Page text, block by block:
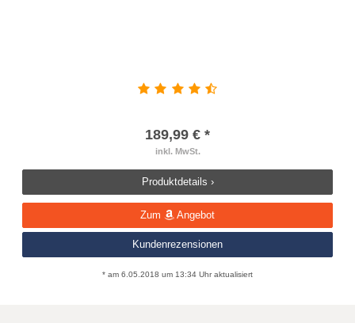
189,99 € *
inkl. MwSt.
Produktdetails ›
Zum Angebot
Kundenrezensionen
* am 6.05.2018 um 13:34 Uhr aktualisiert